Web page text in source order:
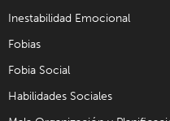
Inestabilidad Emocional
Fobias
Fobia Social
Habilidades Sociales